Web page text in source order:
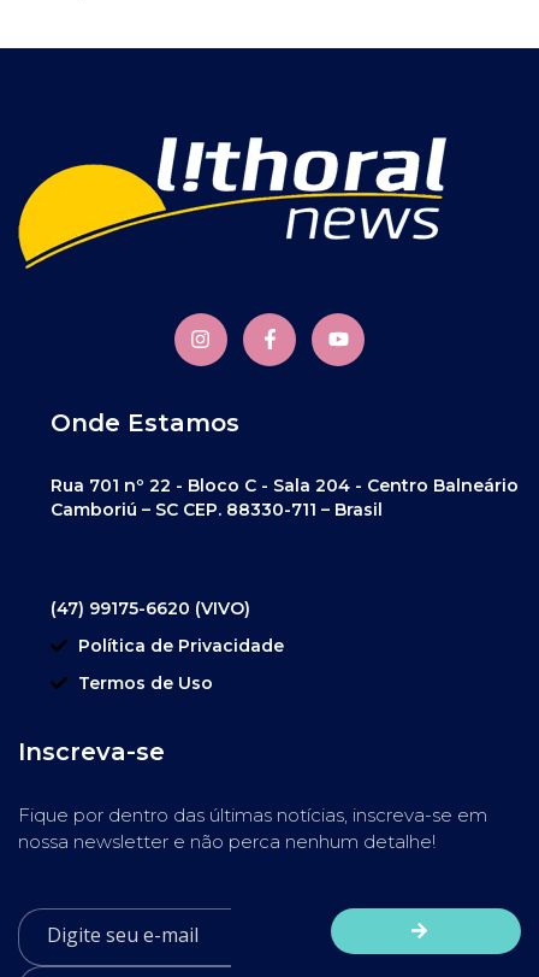
Onde Estamos
Rua 701 nº 22 - Bloco C - Sala 204 - Centro Balneário
Camboriú – SC CEP. 88330-711 – Brasil
(47) 99175-6620 (VIVO)
Política de Privacidade
Termos de Uso
Inscreva-se
Fique por dentro das últimas notícias, inscreva-se em
nossa newsletter e não perca nenhum detalhe!